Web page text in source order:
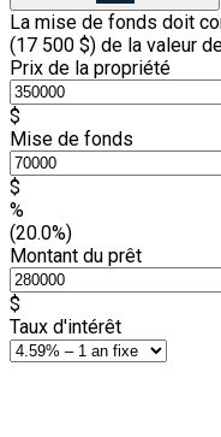
La mise de fonds doit
(17 500 $) de la valeur
Prix de la propriété
$
Mise de fonds
$
%
(20.0%)
Montant du prêt
$
Taux d'intérêt